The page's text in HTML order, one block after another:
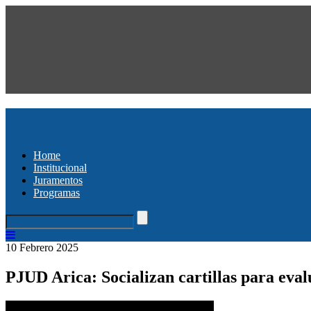
Home
Institucional
Juramentos
Programas
10 Febrero 2025
PJUD Arica: Socializan cartillas para